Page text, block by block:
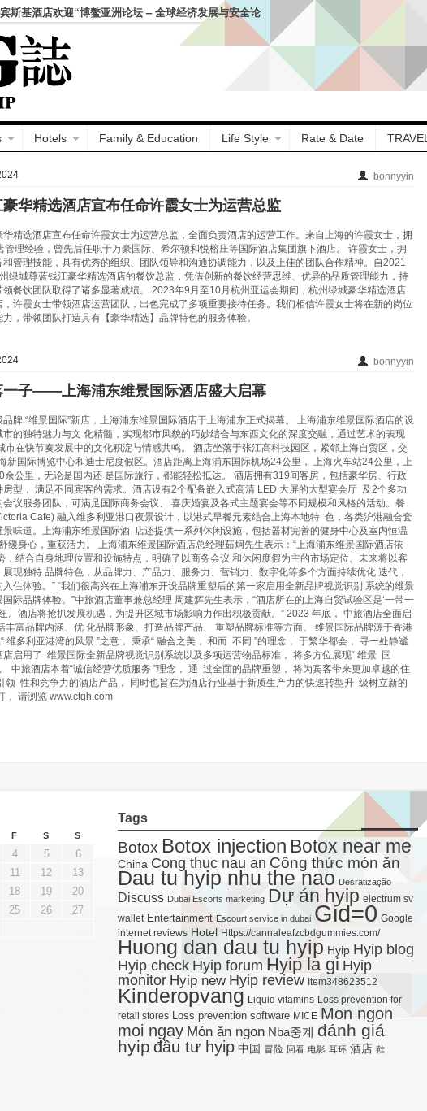
斯基酒店欢迎“博鳌亚洲论坛 – 全球经济发展与安全论
Hotels Family & Education Life Style Rate & Date TRAVEL
bonnyyin
华精选酒店宣布任命许霞女士为运营总监
精选酒店宣布任命许霞女士为运营总监，全面负责酒店的运营工作。来自上海的许霞女士，拥
理经验，曾先后任职于万豪国际、希尔顿和悦榕庄等国际酒店集团旗下酒店。 许霞女士，拥
管理技能，具有优秀的组织、团队领导和沟通协调能力，以及上佳的团队合作精神。自2021
绿城尊蓝钱江豪华精选酒店的餐饮总监，凭借创新的餐饮经营思维、优异的品质管理能力，持
餐饮团队取得了诸多显著成绩。 2023年9月至10月杭州亚运会期间，杭州绿城豪华精选酒店
许霞女士带领酒店运营团队，出色完成了多项重要接待任务。我们相信许霞女士将在新的岗位
，带领团队打造具有【豪华精选】品牌特色的服务体验。
bonnyyin
一子——上海浦东维景国际酒店盛大启幕
牌 “维景国际”新店，上海浦东维景国际酒店于上海浦东正式揭幕。 上海浦东维景国际酒店的设
的独特魅力与文 化精髓，实现都市风貌的巧妙结合与东西文化的深度交融，通过艺术的表现
市在快节奏发展中的文化积淀与情感共鸣。 酒店坐落于张江高科技园区，紧邻上海自贸区，交
新国际博览中心和迪士尼度假区。酒店距离上海浦东国际机场24公里， 上海火车站24公里，上
公里，无论是国内还 是国际旅行，都能轻松抵达。 酒店拥有319间客房，包括豪华房、行政
型， 满足不同宾客的需求。酒店设有2个配备嵌入式高清 LED 大屏的大型宴会厅 及2个多功
议服务团队，可满足国际商务会议、 喜庆婚宴及各式主题宴会等不同规模和风格的活动。餐
Cafe) 融入维多利亚港口夜景设计，以港式早餐元素结合上海本地特 色，各类沪港融合套
味道。上海浦东维景国际酒 店还提供一系列休闲设施，包括器材完善的健身中心及室内恒温
缓身心，重获活力。 上海浦东维景国际酒店总经理茹炯先生表示：“上海浦东维景国际酒店依
，结合自身地理位置和设施特点，明确了以商务会议 和休闲度假为主的市场定位。未来将以客
现独特 品牌特色，从品牌力、产品力、服务力、营销力、数字化等多个方面持续优化 迭代，
住体验。” “我们很高兴在上海浦东开设品牌重塑后的第一家启用全新品牌视觉识别 系统的维景
际品牌体验。”中旅酒店董事兼总经理 周建辉先生表示，“酒店所在的上海自贸试验区是‘一带一
。酒店将抢抓发展机遇，为提升区域市场影响力作出积极贡献。” 2023 年底， 中旅酒店全面启
丰富品牌内涵、优 化品牌形象、打造品牌产品、 重塑品牌标准等方面。 维景国际品牌源于香港
维多利亚港湾的风景 ”之意， 秉承“ 融合之美， 和而 不同 ”的理念， 于繁华都会， 寻一处静谧
启用了 维景国际全新品牌视觉识别系统以及多项运营物品标准， 将多方位展现“ 维景 国
中旅酒店本着“诚信经营优质服务 ”理念， 通 过全面的品牌重塑， 将为宾客带来更加卓越的住
领 性和竞争力的酒店产品， 同时也旨在为酒店行业基于新质生产力的快速转型升 级树立新的
， 请浏览 www.ctgh.com
F S S
4 5
6
11 12
13
18 19
20
25 26
27
Tags
Botox Botox injection Botox near me
China Cong thuc nau an Công thức món ăn
Dau tu hyip nhu the nao Desratização
Discuss Dubai Escorts marketing Dự án hyip electrum sv
wallet Entertainment Escourt service in dubai Gid=0 Google
internet reviews Hotel Https://cannaleafzcbdgummies.com/
Huong dan dau tu hyip Hyip Hyip blog
Hyip check Hyip forum Hyip la gi Hyip
monitor Hyip new Hyip review Item348623512
Kinderopvang Liquid vitamins Loss prevention for
retail stores Loss prevention software MICE Mon ngon
moi ngay Món ăn ngon Nba중계 đánh giá
hyip đầu tư hyip 中国 冒险 回看 电影 耳环 酒店 鞋